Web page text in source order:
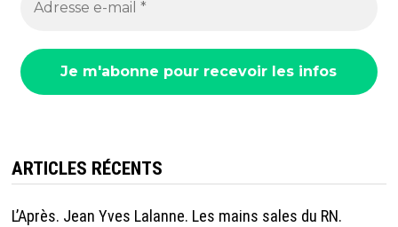
ARTICLES RÉCENTS
L’Après. Jean Yves Lalanne. Les mains sales du RN.